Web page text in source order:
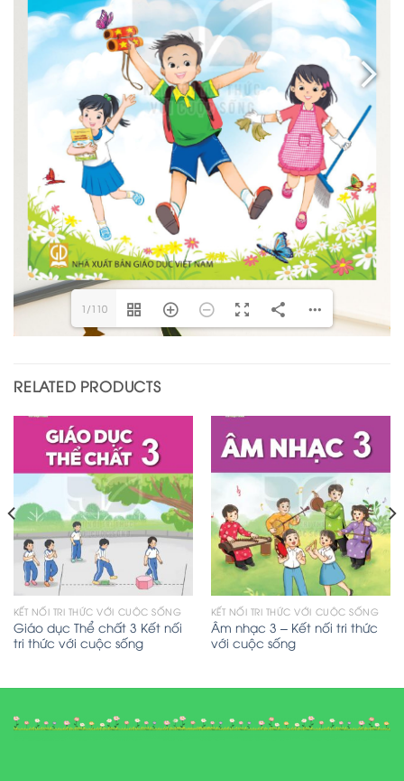
1/110
RELATED PRODUCTS
KẾT NỐI TRI THỨC VỚI CUỘC SỐNG
Giáo dục Thể chất 3 Kết nối
tri thức với cuộc sống
KẾT NỐI TRI THỨC VỚI CUỘC SỐNG
Âm nhạc 3 – Kết nối tri thức
với cuộc sống